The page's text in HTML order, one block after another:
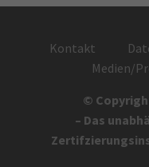
Kontakt
Medien/
©
– Das